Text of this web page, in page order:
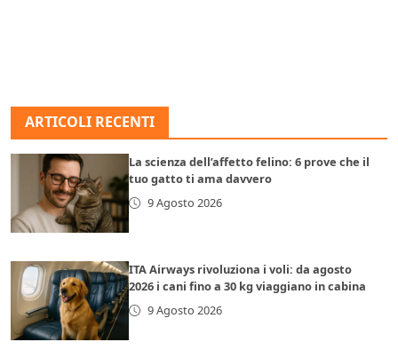
ARTICOLI RECENTI
La scienza dell’affetto felino: 6 prove che il
tuo gatto ti ama davvero
9 Agosto 2026
ITA Airways rivoluziona i voli: da agosto
2026 i cani fino a 30 kg viaggiano in cabina
9 Agosto 2026